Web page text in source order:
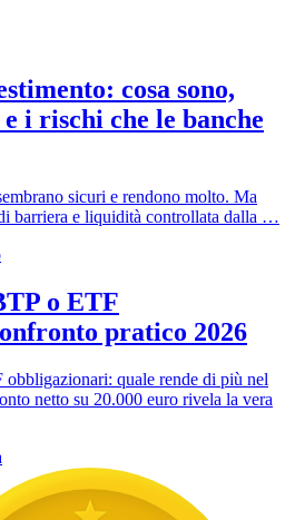
cosa sono,
i rischi che le banche
sicuri e rendono molto. Ma
barriera e liquidità controllata dalla …
o ETF
pratico 2026
quale rende di più nel
netto su 20.000 euro rivela la vera